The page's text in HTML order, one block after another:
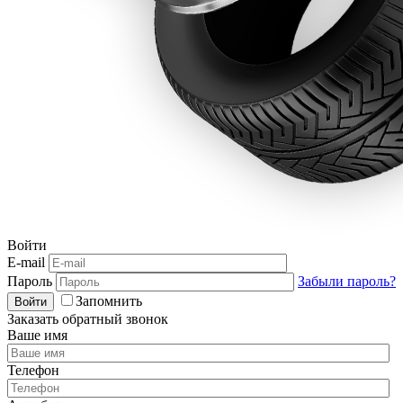
Войти
E-mail
Пароль
Забыли пароль?
Войти
Запомнить
Заказать обратный звонок
Ваше имя
Телефон